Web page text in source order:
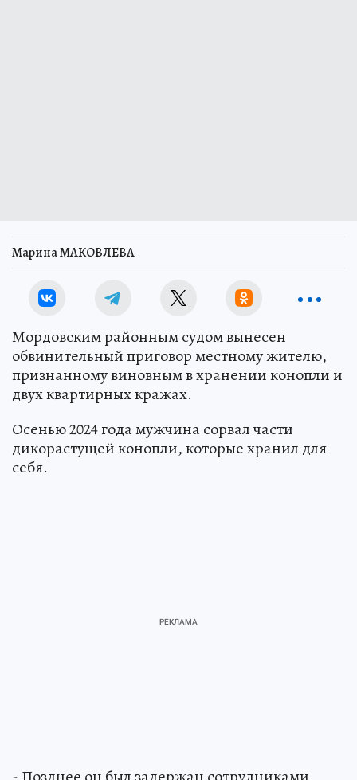
Марина МАКОВЛЕВА
Мордовским районным судом вынесен
обвинительный приговор местному жителю,
признанному виновным в хранении конопли и
двух квартирных кражах.
Осенью 2024 года мужчина сорвал части
дикорастущей конопли, которые хранил для
себя.